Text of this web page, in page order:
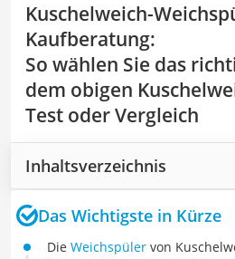
Kuschelweich-
Kaufberatung:
So wählen Sie das
dem obigen
Test oder Vergleich
Inhaltsverzeichnis
Das Wichtigste in Kürze
Die Weichspüler von